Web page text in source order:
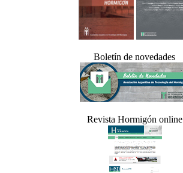
Boletín de novedades
Revista Hormigón online